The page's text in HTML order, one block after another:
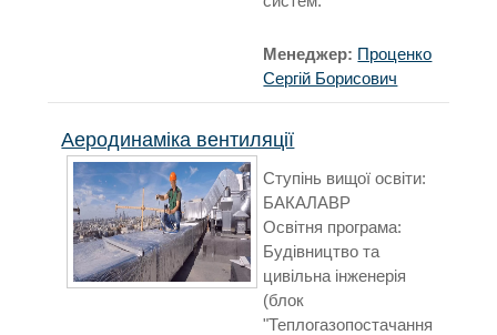
Менеджер: Проценко
Сергій Борисович
Аеродинаміка вентиляції
Ступінь вищої освіти:
БАКАЛАВР
Освітня програма:
Будівництво та
цивільна інженерія
(блок
"Теплогазопостачання